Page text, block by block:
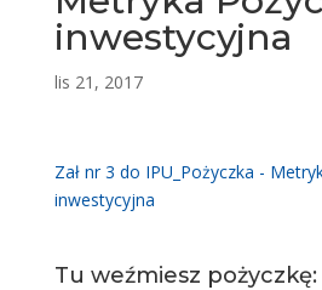
inwestycyjna
lis 21, 2017
Zał nr 3 do IPU_Pożyczka -
inwestycyjna
Tu weźmiesz pożyczkę: